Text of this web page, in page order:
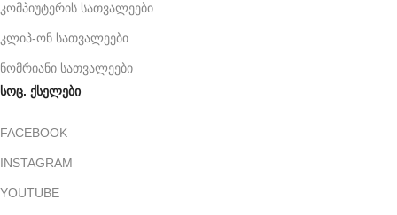
კომპიუტერის სათვალეები
კლიპ-ონ სათვალეები
ნომრიანი სათვალეები
სოც. ქსელები
FACEBOOK
INSTAGRAM
YOUTUBE